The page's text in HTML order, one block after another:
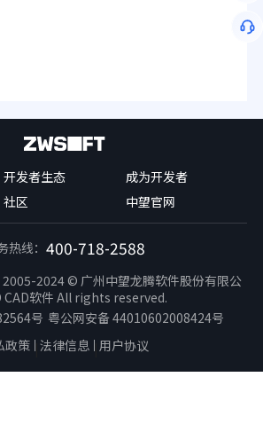
开发者生态
成为开发者
社区 中望官网
热线： 400-718-2588
2024 © 广州中望龙腾软件股份有限公
CAD软件 All rights reserved.
号 粤公网安备 44010602008424号
政策 | 法律信息 | 用户协议